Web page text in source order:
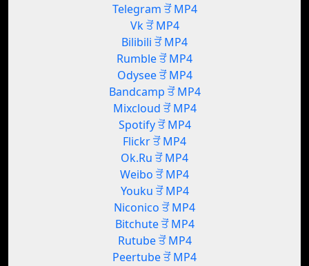
Telegram ਤੋਂ MP4
Vk ਤੋਂ MP4
Bilibili ਤੋਂ MP4
Rumble ਤੋਂ MP4
Odysee ਤੋਂ MP4
Bandcamp ਤੋਂ MP4
Mixcloud ਤੋਂ MP4
Spotify ਤੋਂ MP4
Flickr ਤੋਂ MP4
Ok.Ru ਤੋਂ MP4
Weibo ਤੋਂ MP4
Youku ਤੋਂ MP4
Niconico ਤੋਂ MP4
Bitchute ਤੋਂ MP4
Rutube ਤੋਂ MP4
Peertube ਤੋਂ MP4